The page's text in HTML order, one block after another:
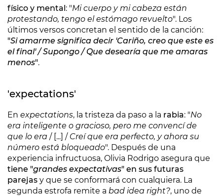
físico y mental: "Mi cuerpo y mi cabeza están
protestando, tengo el estómago revuelto". Los
últimos versos concretan el sentido de la canción:
"Si amarme significa decir 'Cariño, creo que este es
el final' / Supongo / Que desearía que me amaras
menos".
'expectations'
En expectations, la tristeza da paso a la rabia: "No
era inteligente o gracioso, pero me convencí de
que lo era / [...] / Creí que era perfecto, y ahora su
número está bloqueado". Después de una
experiencia infructuosa, Olivia Rodrigo asegura que
tiene "grandes expectativas" en sus futuras
parejas y que se conformará con cualquiera. La
segunda estrofa remite a bad idea right?, uno de